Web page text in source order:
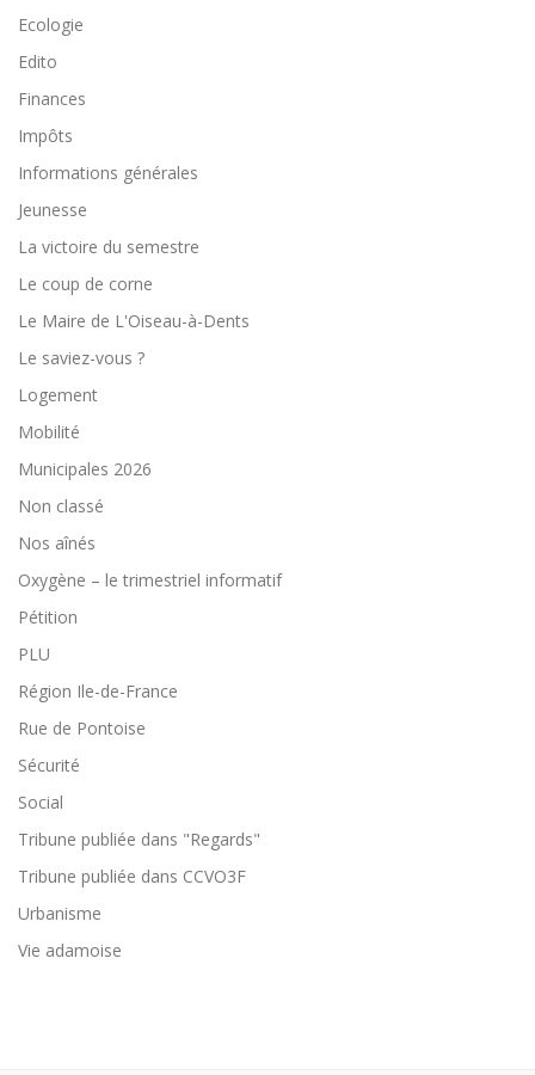
Ecologie
Edito
Finances
Impôts
Informations générales
Jeunesse
La victoire du semestre
Le coup de corne
Le Maire de L'Oiseau-à-Dents
Le saviez-vous ?
Logement
Mobilité
Municipales 2026
Non classé
Nos aînés
Oxygène – le trimestriel informatif
Pétition
PLU
Région Ile-de-France
Rue de Pontoise
Sécurité
Social
Tribune publiée dans "Regards"
Tribune publiée dans CCVO3F
Urbanisme
Vie adamoise